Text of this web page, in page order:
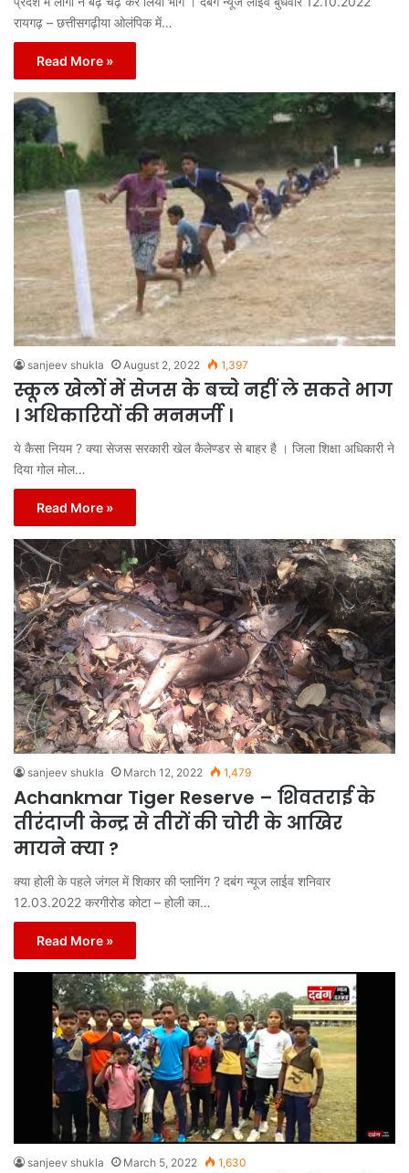
रायगढ़ – छत्तीसगढ़ीया ओलंपिक में…
Read More »
sanjeev shukla August 2, 2022 1,397
स्कूल खेलों में सेजस के बच्चे नहीं ले सकते भाग
। अधिकारियों की मनमर्जी ।
ये कैसा नियम ? क्या सेजस सरकारी खेल कैलेण्डर से बाहर है । जिला शिक्षा अधिकारी ने
दिया गोल मोल…
Read More »
sanjeev shukla March 12, 2022 1,479
Achankmar Tiger Reserve – शिवतराई के
तीरंदाजी केन्द्र से तीरों की चोरी के आखिर
मायने क्या ?
क्या होली के पहले जंगल में शिकार की प्लानिंग ? दबंग न्यूज लाईव शनिवार
12.03.2022 करगीरोड कोटा – होली का…
Read More »
sanjeev shukla March 5, 2022 1,630